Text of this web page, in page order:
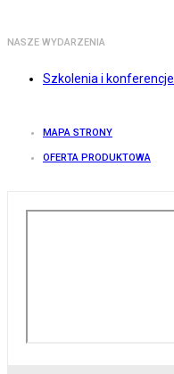
NASZE WYDARZENIA
Szkolenia i konferencje
MAPA STRONY
OFERTA PRODUKTOWA